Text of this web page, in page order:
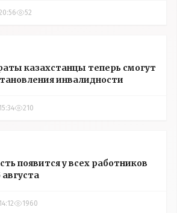
52
казахстанцы теперь смогут
инвалидности
210
появится у всех работников
августа
1960